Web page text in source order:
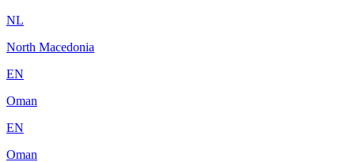
NL
North Macedonia
EN
Oman
EN
Oman